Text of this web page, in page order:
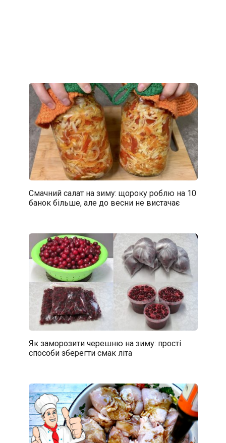
Смачний салат на зиму: щороку роблю на 10
банок більше, але до весни не вистачає
Як заморозити черешню на зиму: прості
способи зберегти смак літа